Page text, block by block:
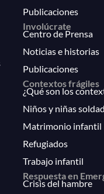
Publicaciones
Involúcrate
Centro de Prensa
Noticias e historias
Publicaciones
Contextos frágiles
¿Qué son los
Niños y niñas
Matrimonio infantil
Refugiados
Trabajo infantil
Respuesta en
Crisis del hambre